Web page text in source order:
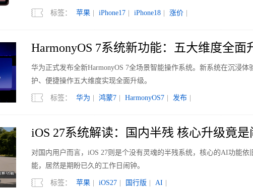
标签： 苹果 iPhone17 iPhone18 涨价
HarmonyOS 7系统新功能：五大维度全面
华为正式发布全新HarmonyOS 7全场景智能操作系统。新系统在沉浸
护、便捷操作五大维度实现全面升级。
标签： 华为 鸿蒙7 HarmonyOS7 发布
iOS 27系统解读：国内半残 核心升级竟是
对国内用户而言，iOS 27则是个没有灵魂的半残系统，核心的AI功能
能，居然是期盼已久的工作日闹钟。
标签： 苹果 iOS27 国行版 AI